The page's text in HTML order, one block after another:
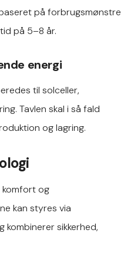
på forbrugsmønstre
på 5–8 år.
energi
til solceller,
Tavlen skal i så fald
og lagring.
komfort og
kan styres via
kombinerer sikkerhed,